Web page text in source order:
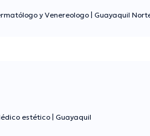
y Venereologo Guayaquil
estético Guayaquil